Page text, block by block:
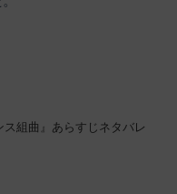
ス組曲』あらすじネタバレ